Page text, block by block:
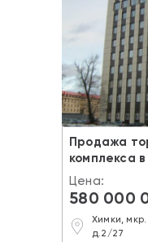
Продажа
комплекса
Цена:
580 000
Химки,
д.2/27